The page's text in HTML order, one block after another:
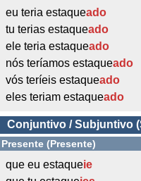
eu teria estaqueado
tu terias estaqueado
ele teria estaqueado
nós teríamos estaqueado
vós teríeis estaqueado
eles teriam estaqueado
Conjuntivo / Subjuntivo
Presente (Presente)
que eu estaqueie